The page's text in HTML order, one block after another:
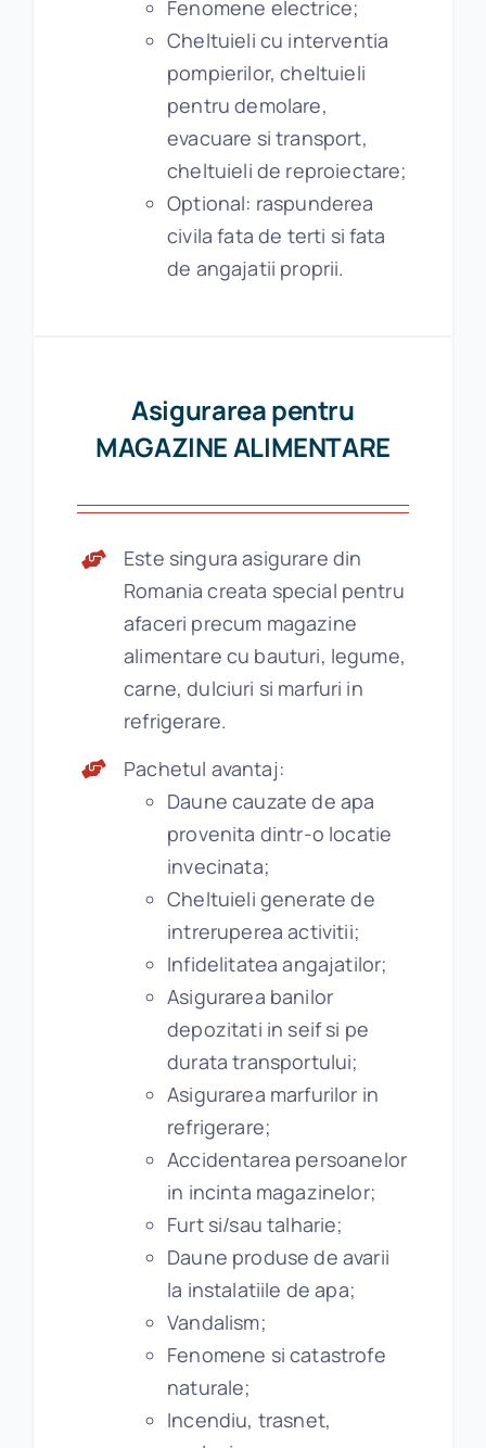
Fenomene electrice;
Cheltuieli cu interventia
pompierilor, cheltuieli
pentru demolare,
evacuare si transport,
cheltuieli de reproiectare;
Optional: raspunderea
civila fata de terti si fata
de angajatii proprii.
Asigurarea pentru
MAGAZINE ALIMENTARE
Este singura asigurare din
Romania creata special pentru
afaceri precum magazine
alimentare cu bauturi, legume,
carne, dulciuri si marfuri in
refrigerare.
Pachetul avantaj:
Daune cauzate de apa
provenita dintr-o locatie
invecinata;
Cheltuieli generate de
intreruperea activitii;
Infidelitatea angajatilor;
Asigurarea banilor
depozitati in seif si pe
durata transportului;
Asigurarea marfurilor in
refrigerare;
Accidentarea persoanelor
in incinta magazinelor;
Furt si/sau talharie;
Daune produse de avarii
la instalatiile de apa;
Vandalism;
Fenomene si catastrofe
naturale;
Incendiu, trasnet,